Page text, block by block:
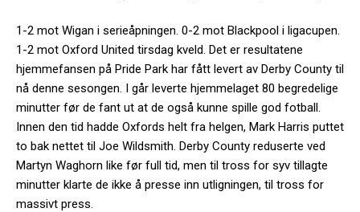
1-2 mot Wigan i serieåpningen. 0-2 mot Blackpool i ligacupen.
1-2 mot Oxford United tirsdag kveld. Det er resultatene
hjemmefansen på Pride Park har fått levert av Derby County til
nå denne sesongen. I går leverte hjemmelaget 80 begredelige
minutter før de fant ut at de også kunne spille god fotball.
Innen den tid hadde Oxfords helt fra helgen, Mark Harris puttet
to bak nettet til Joe Wildsmith. Derby County reduserte ved
Martyn Waghorn like før full tid, men til tross for syv tillagte
minutter klarte de ikke å presse inn utligningen, til tross for
massivt press.